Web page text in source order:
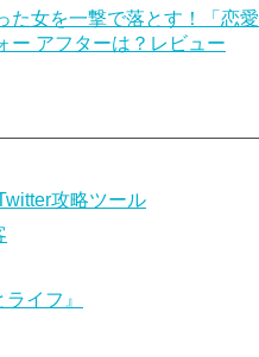
た女を一撃で落とす！「恋愛
ー アフターは？レビュー
攻略ツール
ライフ』